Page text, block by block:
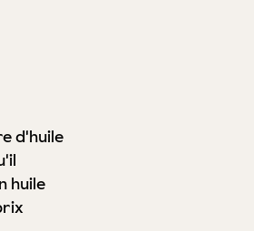
d'huile
huile